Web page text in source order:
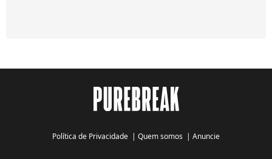
Política de Privacidade | Quem somos | Anuncie